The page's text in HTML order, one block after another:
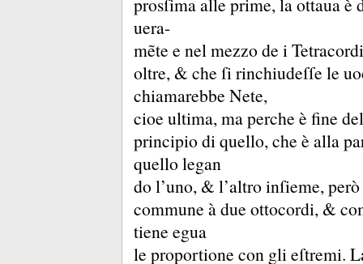
uera-
mẽte e nel mezzo de i
oltre, & che ſi rinchiudeſſe le
chiamarebbe Nete,
cioe ultima, ma perche è fine
principio di quello, che è alla
quello legan
do l’uno, & l’altro inſieme,
commune à due ottocordi, &
tiene egua
le proportione con gli eſtremi.